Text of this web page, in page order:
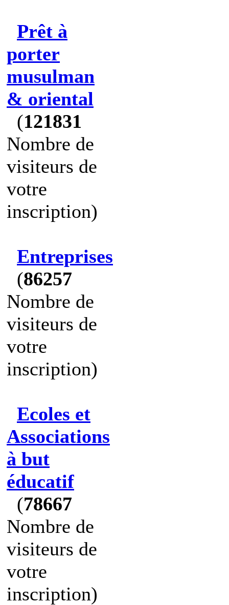
Prêt à
porter
musulman
& oriental
(121831
Nombre de
visiteurs de
votre
inscription)
Entreprises
(86257
Nombre de
visiteurs de
votre
inscription)
Ecoles et
Associations
à but
éducatif
(78667
Nombre de
visiteurs de
votre
inscription)